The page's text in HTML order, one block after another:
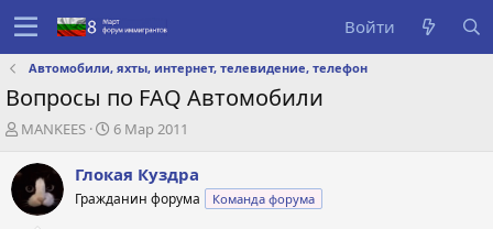
Войти
Автомобили, яхты, интернет, телевидение, телефон
Вопросы по FAQ Автомобили
А
т
о
р
MANKEES
Д
т
а
с
6 Мар 2011
Глокая Куздра
Гражданин форума Команда форума